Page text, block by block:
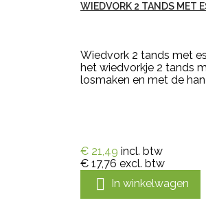
WIEDVORK 2 TANDS MET
Wiedvork 2 tands met
het wiedvorkje 2 tands
losmaken en met de
€ 21,49 incl. btw
€ 17,76 excl. btw
 In winkelwagen